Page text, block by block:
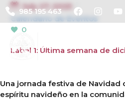
985 195 463
July 27, 2025
Calendario de Eventos
0
Label 1: Última semana de
Una jornada festiva de Navidad
espíritu navideño en la